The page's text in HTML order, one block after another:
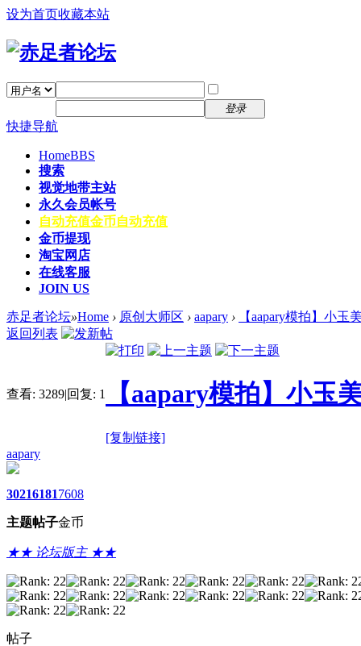
设为首页收藏本站
登录
快捷导航
HomeBBS
搜索
视觉地带主站
永久会员帐号
自动充值金币自动充值
金币提现
淘宝网店
在线客服
JOIN US
赤足者论坛»Home › 原创大师区 › aapary ›
【aapary模拍】小玉
返回列表
查看: 3289|回复: 1 【aapary模拍】小玉
[复制链接]
aapary
3021
主题
6181
帖子
7608
金币
★★ 论坛版主 ★★
帖子